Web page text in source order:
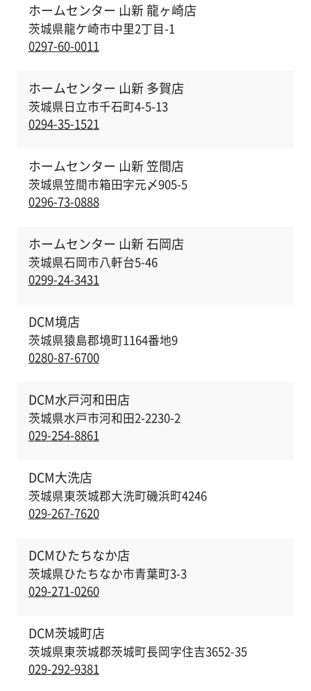
ホームセンター 山新 龍ヶ崎店
茨城県龍ケ崎市中里2丁目-1
0297-60-0011
ホームセンター 山新 多賀店
茨城県日立市千石町4-5-13
0294-35-1521
ホームセンター 山新 笠間店
茨城県笠間市箱田字元〆905-5
0296-73-0888
ホームセンター 山新 石岡店
茨城県石岡市八軒台5-46
0299-24-3431
DCM境店
茨城県猿島郡境町1164番地9
0280-87-6700
DCM水戸河和田店
茨城県水戸市河和田2-2230-2
029-254-8861
DCM大洗店
茨城県東茨城郡大洗町磯浜町4246
029-267-7620
DCMひたちなか店
茨城県ひたちなか市青葉町3-3
029-271-0260
DCM茨城町店
茨城県東茨城郡茨城町長岡字住吉3652-35
029-292-9381